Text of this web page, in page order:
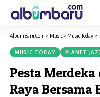
AlbumBaru.Com > Music > Music Today >
MUSIC TODAY PLANET
Pesta Merdeka
Raya Bersama